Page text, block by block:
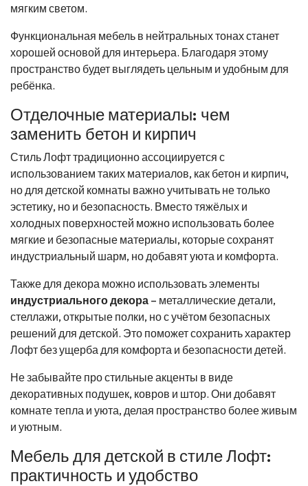
мягким светом.
Функциональная мебель в нейтральных тонах станет
хорошей основой для интерьера. Благодаря этому
пространство будет выглядеть цельным и удобным для
ребёнка.
Отделочные материалы: чем
заменить бетон и кирпич
Стиль Лофт традиционно ассоциируется с
использованием таких материалов, как бетон и кирпич,
но для детской комнаты важно учитывать не только
эстетику, но и безопасность. Вместо тяжёлых и
холодных поверхностей можно использовать более
мягкие и безопасные материалы, которые сохранят
индустриальный шарм, но добавят уюта и комфорта.
Также для декора можно использовать элементы
индустриального декора – металлические детали,
стеллажи, открытые полки, но с учётом безопасных
решений для детской. Это поможет сохранить характер
Лофт без ущерба для комфорта и безопасности детей.
Не забывайте про стильные акценты в виде
декоративных подушек, ковров и штор. Они добавят
комнате тепла и уюта, делая пространство более живым
и уютным.
Мебель для детской в стиле Лофт:
практичность и удобство